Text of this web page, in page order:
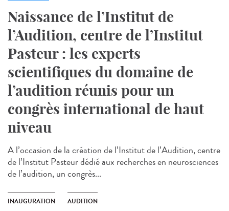
Naissance de l’Institut de
l’Audition, centre de l’Institut
Pasteur : les experts
scientifiques du domaine de
l’audition réunis pour un
congrès international de haut
niveau
A l’occasion de la création de l’Institut de l’Audition, centre
de l’Institut Pasteur dédié aux recherches en neurosciences
de l’audition, un congrès...
INAUGURATION AUDITION